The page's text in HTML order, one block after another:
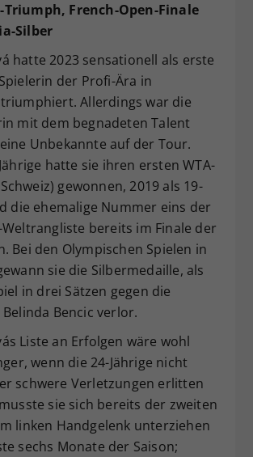
French-Open-Finale
Silber
hatte 2023 sensationell als erste
der Profi-Ära in
Allerdings war die
mit dem begnadeten Talent
Unbekannte auf der Tour.
hatte sie ihren ersten WTA-
gewonnen, 2019 als 19-
die ehemalige Nummer eins der
bereits im Finale der
Bei den Olympischen Spielen in
sie die Silbermedaille, als
in drei Sätzen gegen die
Bencic verlor.
Liste an Erfolgen wäre wohl
wenn die 24-Jährige nicht
schwere Verletzungen erlitten
sie sich bereits der zweiten
linken Handgelenk unterziehen
sechs Monate der Saison;